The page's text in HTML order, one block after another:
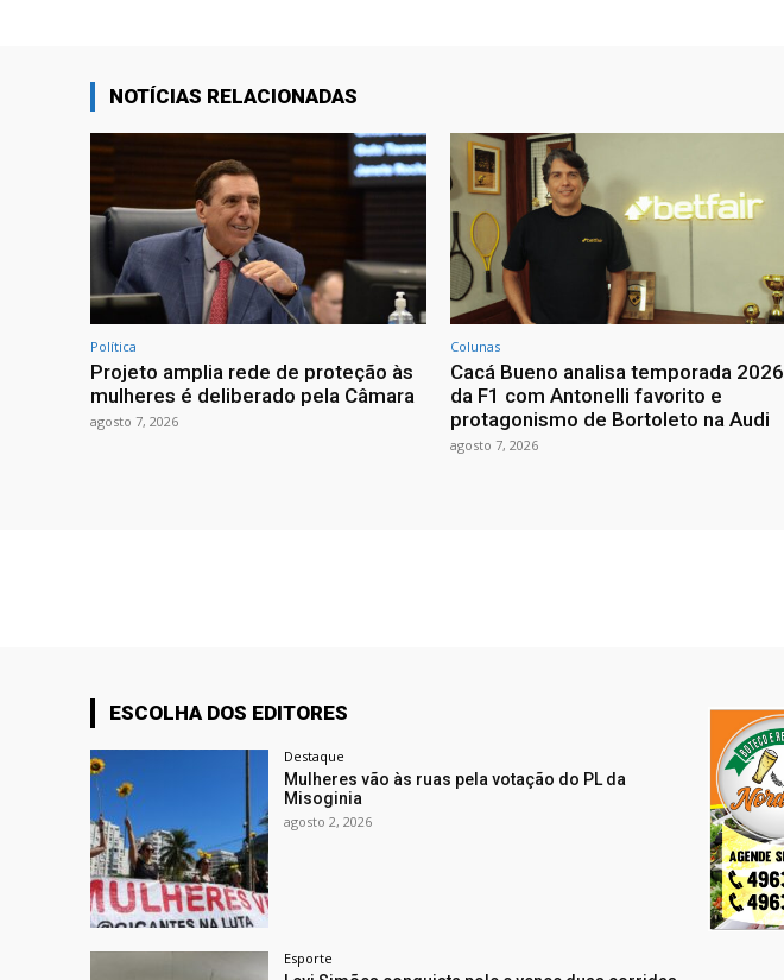
NOTÍCIAS RELACIONADAS
Política
Projeto amplia rede de proteção às
mulheres é deliberado pela Câmara
agosto 7, 2026
Colunas
Cacá Bueno analisa temporada 2026
da F1 com Antonelli favorito e
protagonismo de Bortoleto na Audi
agosto 7, 2026
ESCOLHA DOS EDITORES
Destaque
Mulheres vão às ruas pela votação do PL da
Misoginia
agosto 2, 2026
Esporte